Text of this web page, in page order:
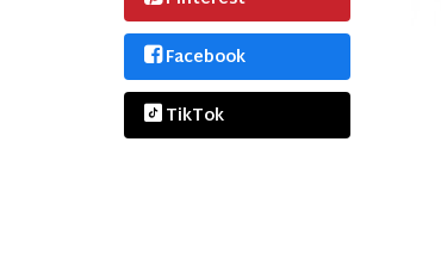
Facebook
TikTok